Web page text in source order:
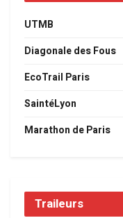
UTMB
Diagonale des Fous
EcoTrail Paris
SaintéLyon
Marathon de Paris
Traileurs